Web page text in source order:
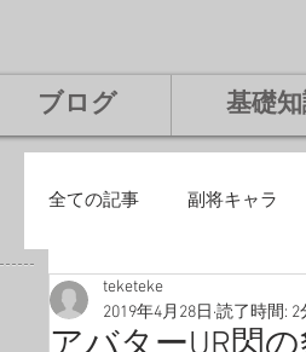
ブログ 基礎
全ての記事 副将キャラ
廃課金編
teketeke
2019年4月28日 読了時間: 2